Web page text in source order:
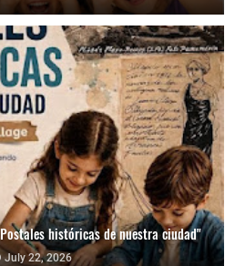
históricas de nuestra ciudad"
July 22, 2026